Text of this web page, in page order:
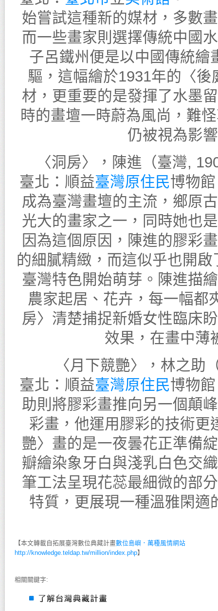
始嘗試這種新的媒材，多數
而一些畫家則選擇傳統中國
子呂鐵州便是以中國傳統繪
驅，這幅繪於1931年的〈
材，更重要的是發揮了水墨
時的畫壇一時蔚為風尚，難
仍被視為影
〈洞房〉，陳進（臺灣,
臺北：順益臺灣原住民博物
成為臺灣畫壇的主流，鄉原
光大的畫家之一，同時她也
因為這個原因，陳進的膠彩
的細膩精緻，而這似乎也開
臺灣特色開始萌芽。陳進描
農家起居、花卉，每一幅都
房〉清楚捕捉新婚女性臨床
效果，在畫中薄
〈月下競艷〉，林之助
臺北：順益臺灣原住民博物
助則將膠彩畫推向另一個顛
彩畫，他運用膠彩的技術更
艷〉畫的是一夜曇花正準備
瓣繪染象牙白與淺乳白色交
筆工法呈現花蕊最細微的部
特質，更展現一種溫雅閑適
【本文轉載自拓展臺灣數位典藏計畫數位島嶼．萬種風情網站
http://knowledge.teldap.tw/million/index.php】
相關關鍵字: